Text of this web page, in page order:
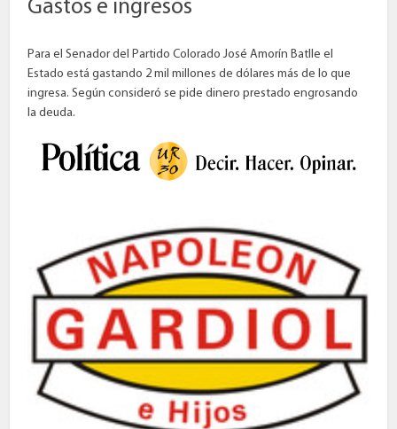
Gastos e ingresos
Para el Senador del Partido Colorado José Amorín Batlle el
Estado está gastando 2 mil millones de dólares más de lo que
ingresa. Según consideró se pide dinero prestado engrosando
la deuda.